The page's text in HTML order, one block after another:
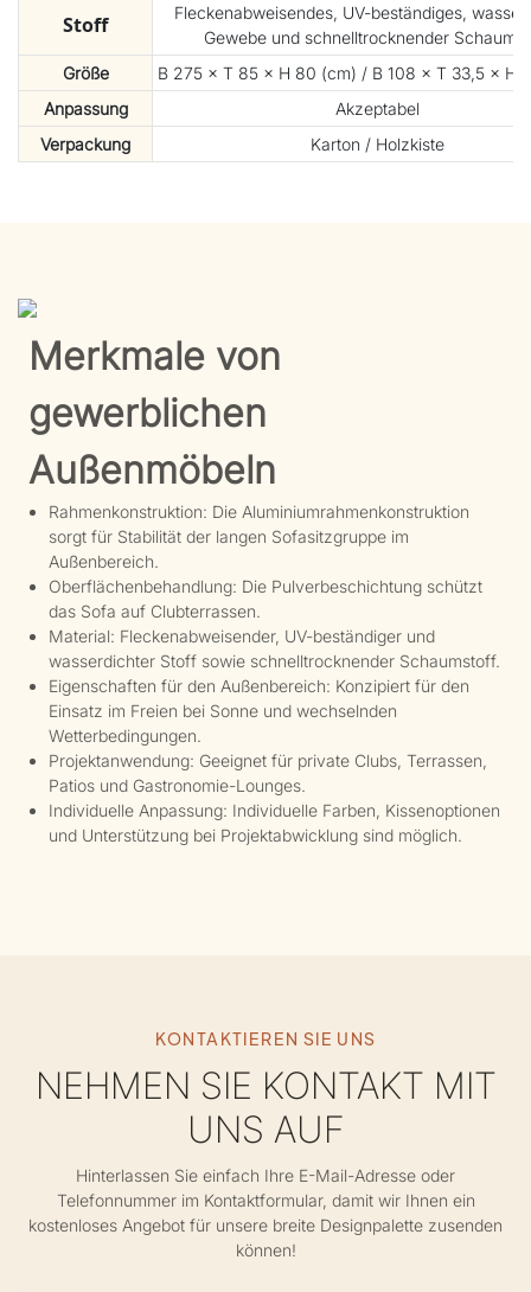
Stoff
Fleckenabweisendes, UV-beständiges,
Gewebe und schnelltrocknender
Größe
B 275 × T 85 × H 80 (cm) / B 108 × T 33,5 × H
Anpassung
Akzeptabel
Verpackung
Karton / Holzkiste
Merkmale von
gewerblichen
Außenmöbeln
Rahmenkonstruktion: Die Aluminiumrahmenkonstruktion
sorgt für Stabilität der langen Sofasitzgruppe im
Außenbereich.
Oberflächenbehandlung: Die Pulverbeschichtung schützt
das Sofa auf Clubterrassen.
Material: Fleckenabweisender, UV-beständiger und
wasserdichter Stoff sowie schnelltrocknender Schaumstoff.
Eigenschaften für den Außenbereich: Konzipiert für den
Einsatz im Freien bei Sonne und wechselnden
Wetterbedingungen.
Projektanwendung: Geeignet für private Clubs, Terrassen,
Patios und Gastronomie-Lounges.
Individuelle Anpassung: Individuelle Farben, Kissenoptionen
und Unterstützung bei Projektabwicklung sind möglich.
KONTAKTIEREN SIE UNS
NEHMEN SIE KONTAKT MIT
UNS AUF
Hinterlassen Sie einfach Ihre E-Mail-Adresse oder
Telefonnummer im Kontaktformular, damit wir Ihnen ein
kostenloses Angebot für unsere breite Designpalette zusenden
können!